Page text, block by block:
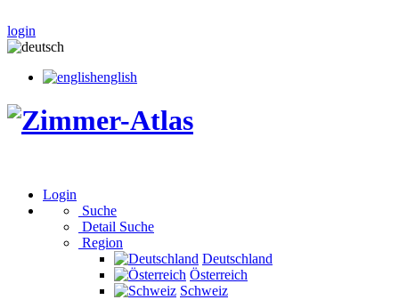
login
english
Login
Suche
Detail Suche
Region
Deutschland
Österreich
Schweiz